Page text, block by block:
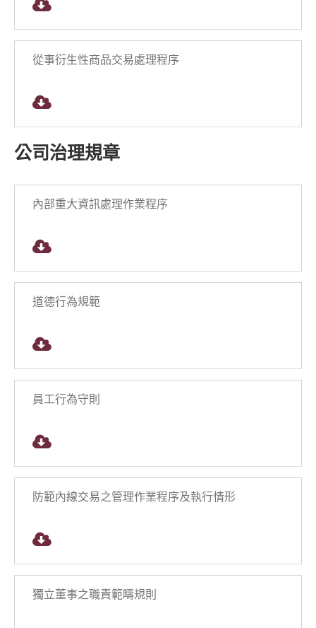
從事衍生性商品交易處理程序
公司治理規章
內部重大資訊處理作業程序
道德行為規範
員工行為守則
防範內線交易之管理作業程序及執行情形
獨立董事之職責範疇規則